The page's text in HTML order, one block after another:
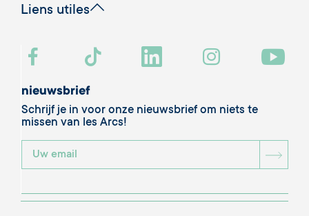
Liens utiles
nieuwsbrief
Schrijf je in voor onze nieuwsbrief om niets te
missen van les Arcs!